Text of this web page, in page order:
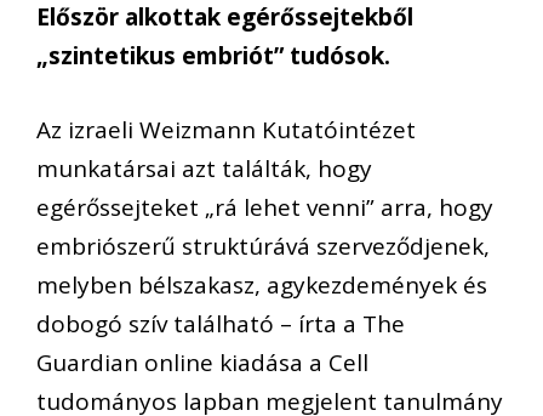
Először alkottak egérőssejtekből
„szintetikus embriót” tudósok.
Az izraeli Weizmann Kutatóintézet
munkatársai azt találták, hogy
egérőssejteket „rá lehet venni” arra, hogy
embriószerű struktúrává szerveződjenek,
melyben bélszakasz, agykezdemények és
dobogó szív található – írta a The
Guardian online kiadása a Cell
tudományos lapban megjelent tanulmány